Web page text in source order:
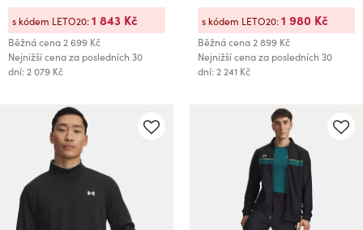
Běžná cena2 699 Kč
Nejnižší cena za posledních 30
dní: 2 079 Kč
s kódem LETO20:1 843 Kč
Běžná cena2 899 Kč
Nejnižší cena za posledních 30
dní: 2 241 Kč
s kódem LETO20:1 980 Kč